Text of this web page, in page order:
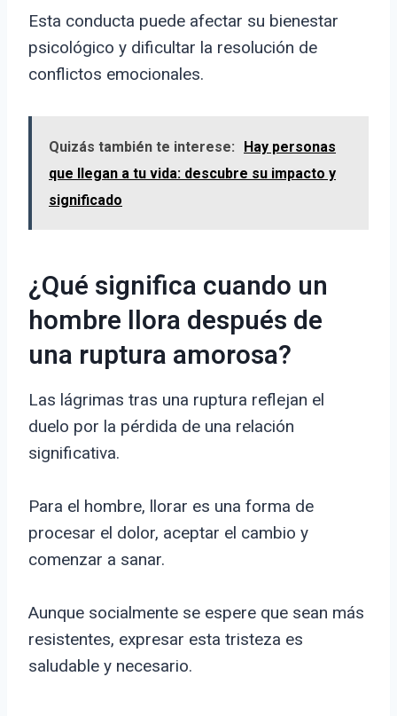
Esta conducta puede afectar su bienestar
psicológico y dificultar la resolución de
conflictos emocionales.
Quizás también te interese:
Hay personas
que llegan a tu vida: descubre su impacto y
significado
¿Qué significa cuando un
hombre llora después de
una ruptura amorosa?
Las lágrimas tras una ruptura reflejan el
duelo por la pérdida de una relación
significativa.
Para el hombre, llorar es una forma de
procesar el dolor, aceptar el cambio y
comenzar a sanar.
Aunque socialmente se espere que sean más
resistentes, expresar esta tristeza es
saludable y necesario.